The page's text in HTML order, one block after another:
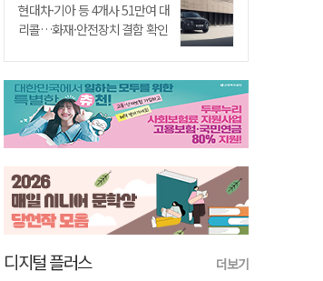
현대차·기아 등 4개사 51만여 대
리콜…화재·안전장치 결함 확인
디지털 플러스 더보기